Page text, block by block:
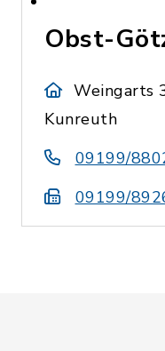
Obst-
Weingarts
Kunreuth
09199/
09199/